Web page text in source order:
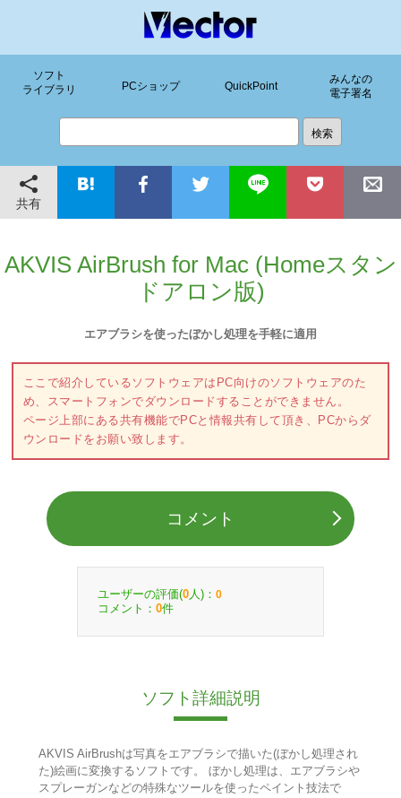
ソフト
ライブラリ
PCショップ QuickPoint
みんなの
電子署名
共有
AKVIS AirBrush for Mac (Homeスタン
ドアロン版)
エアブラシを使ったぼかし処理を手軽に適用
ここで紹介しているソフトウェアはPC向けのソフトウェアのた
め、スマートフォンでダウンロードすることができません。
ページ上部にある共有機能でPCと情報共有して頂き、PCからダ
ウンロードをお願い致します。
コメント
ユーザーの評価(0 人)： 0
コメント： 0件
ソフト詳細説明
AKVIS AirBrushは写真をエアブラシで描いた(ぼかし処理され
た)絵画に変換するソフトです。 ぼかし処理は、エアブラシや
スプレーガンなどの特殊なツールを使ったペイント技法で